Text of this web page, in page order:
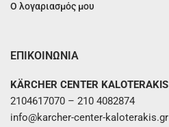
Ο λογαριασμός μου
ΕΠΙΚΟΙΝΩΝΙΑ
KÄRCHER CENTER KALOTERAKIS
2104617070 – 210 4082874
info@karcher-center-kaloterakis.gr